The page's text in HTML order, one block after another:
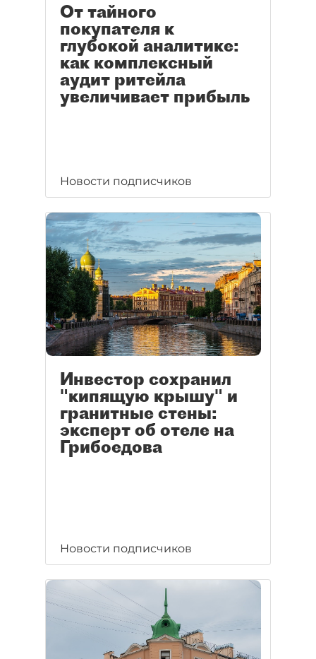
От тайного
покупателя к
глубокой аналитике:
как комплексный
аудит ритейла
увеличивает прибыль
Новости подписчиков
Инвестор сохранил
"кипящую крышу" и
гранитные стены:
эксперт об отеле на
Грибоедова
Новости подписчиков